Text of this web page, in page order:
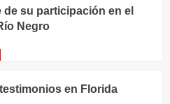
su participación en el
Negro
en Florida